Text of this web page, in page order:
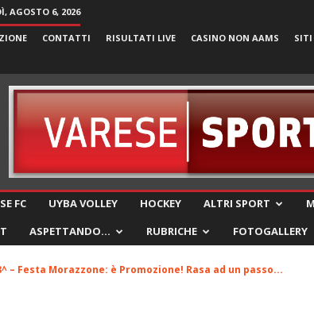
AGOSTO 6, 2026
CONTATTI RISULTATI LIVE CASINO NON AAMS SITI
FC UYBA VOLLEY HOCKEY ALTRI SPORT
ASPETTANDO… RUBRICHE FOTOGALLERY
– Festa Morazzone: è Promozione! Rasa ad un passo...